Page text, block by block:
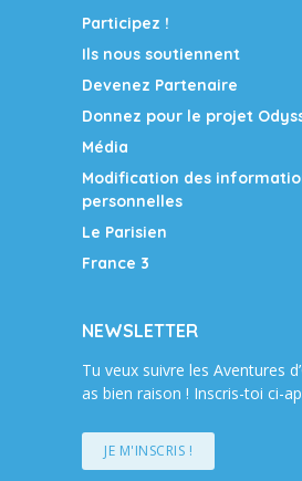
Participez !
Ils nous soutiennent
Devenez Partenaire
Donnez pour le projet
Média
Modification des
personnelles
Le Parisien
France 3
NEWSLETTER
Tu veux suivre les Aventures
as bien raison ! Inscris-toi ci-
JE M'INSCRIS !